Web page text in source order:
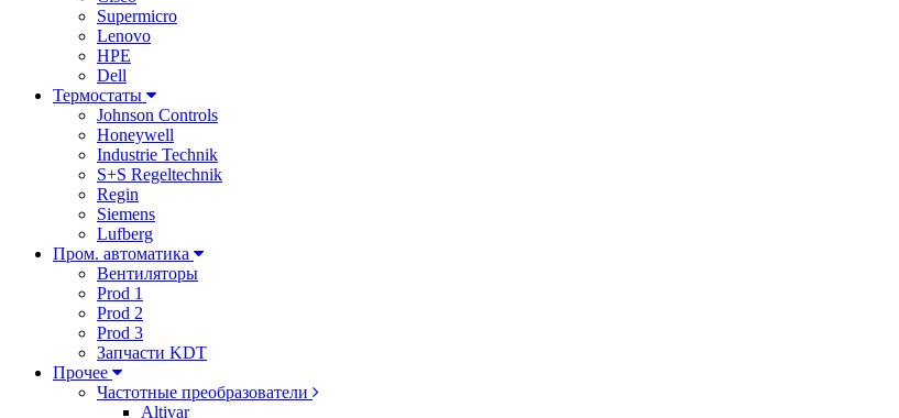
Supermicro
Lenovo
HPE
Dell
Термостаты
Johnson Controls
Honeywell
Industrie Technik
S+S Regeltechnik
Regin
Siemens
Lufberg
Пром. автоматика
Вентиляторы
Prod 1
Prod 2
Prod 3
Запчасти KDT
Прочее
Частотные преобразователи
Altivar